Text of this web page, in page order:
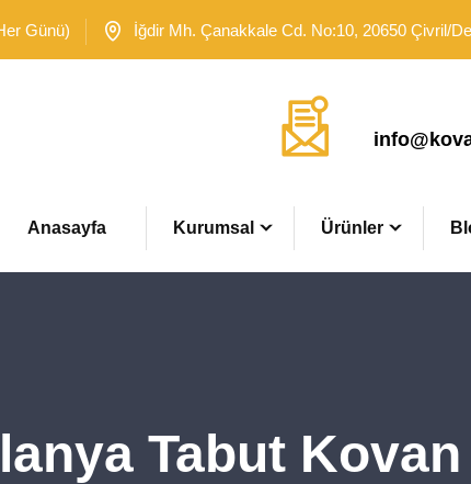
Günü) İğdir Mh. Çanakkale Cd. No:10, 20650 Çivril/
Anasayfa Kurumsal Ürünler
Tabut Kovan